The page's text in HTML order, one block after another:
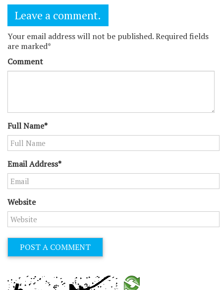
Leave a comment.
Your email address will not be published. Required fields
are marked*
Comment
Full Name*
Email Address*
Website